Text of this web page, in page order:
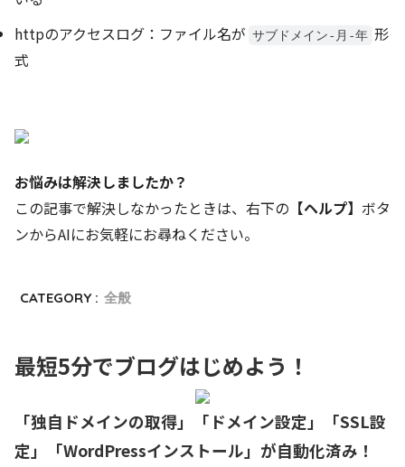
httpのアクセスログ：ファイル名が サブドメイン-月-年 形
式
お悩みは解決しましたか？
この記事で解決しなかったときは、右下の 【ヘルプ】 ボタ
ンからAIにお気軽にお尋ねください。
CATEGORY : 全般
最短5分でブログはじめよう！
「独自ドメインの取得」「ドメイン設定」「SSL設
定」「WordPressインストール」が自動化済み！